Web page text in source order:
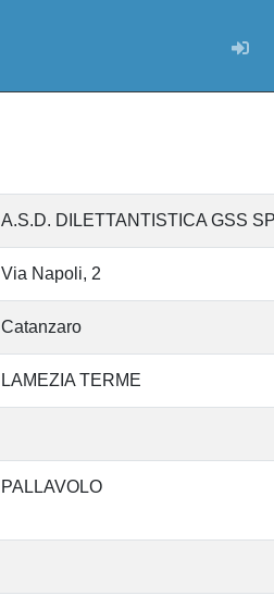
A.S.D. DILETTANTISTICA GSS
Via Napoli, 2
Catanzaro
LAMEZIA TERME
PALLAVOLO